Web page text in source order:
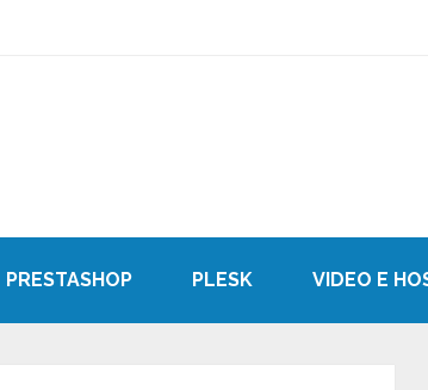
PRESTASHOP PLESK VIDEO E